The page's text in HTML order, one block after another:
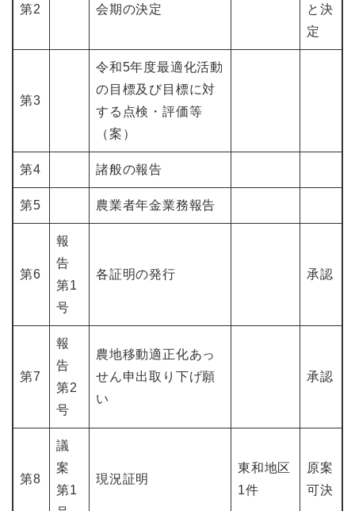
第2 会期の決定
と決
定
第3
令和5年度最適化活動
の目標及び目標に対
する点検・評価等
（案）
第4 諸般の報告
第5 農業者年金業務報告
第6
報
告
第1
号
各証明の発行 承認
第7
報
告
第2
号
農地移動適正化あっ
せん申出取り下げ願
い
承認
第8
議
案
第1
現況証明
東和地区
1件
原案
可決